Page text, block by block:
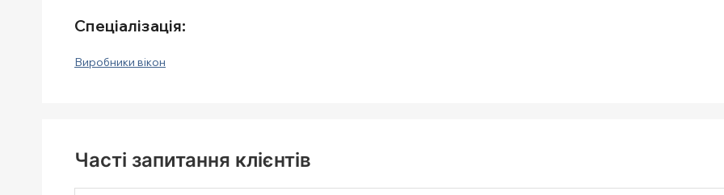
Спеціалізація:
Виробники вікон
Часті запитання клієнтів